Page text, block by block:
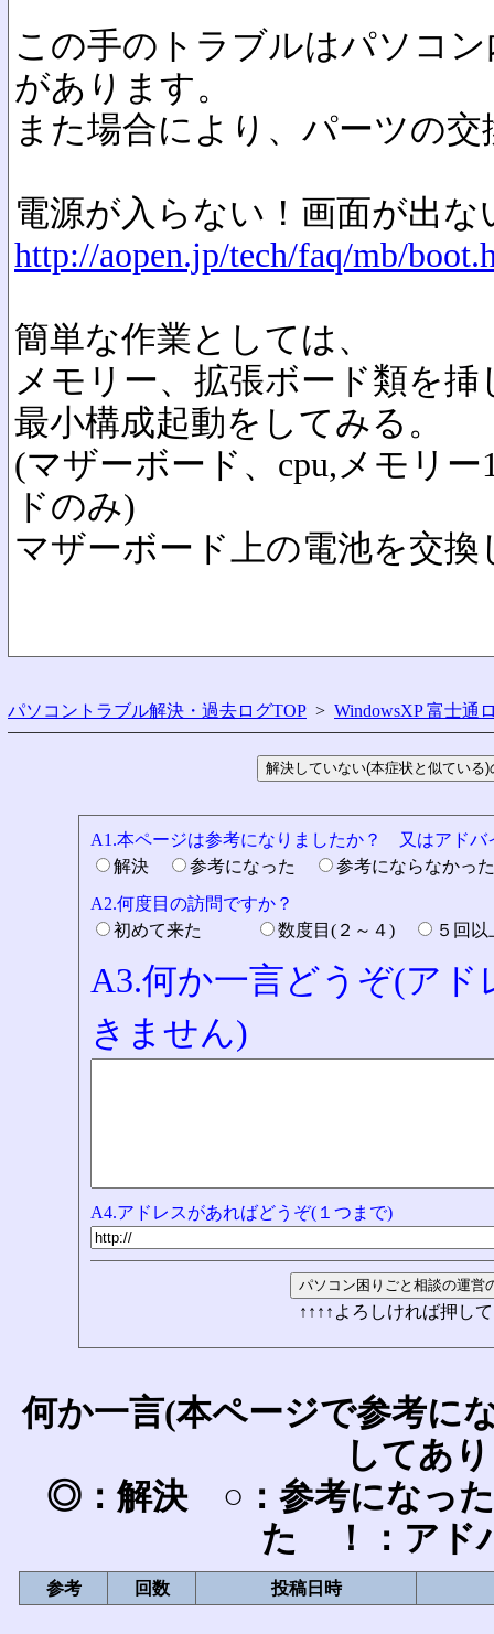
この手のトラブルはパソコ
があります。
また場合により、パーツの
電源が入らない！画面が出
http://aopen.jp/tech/faq/mb/
簡単な作業としては、
メモリー、拡張ボード類を
最小構成起動をしてみる。
(マザーボード、cpu,メモリ
ドのみ)
マザーボード上の電池を交換
パソコントラブル解決・過去ログTOP > WindowsXP 富士通
A1.本ページは参考になりましたか？ 又はアドバ
解決
参考になった
参考にならなか
A2.何度目の訪問ですか？
初めて来た
数度目(２～４) ５回
A3.何か一言どうぞ(ア
きません)
A4.アドレスがあればどうぞ(１つまで)
↑↑↑↑よろしければ押し
何か一言(本ページで参考に
してあ
◎：解決 ○：参考になっ
た ！：アド
参考 回数 投稿日時